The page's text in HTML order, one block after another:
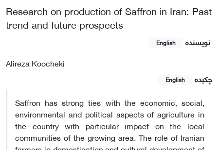
Research on production of Saffron in Iran: Past
trend and future prospects
نویسنده English
Alireza Koocheki
چکیده
English
Saffron has strong ties with the economic, social,
environmental and political aspects of agriculture in
the country with particular impact on the local
communities of the growing area. The role of Iranian